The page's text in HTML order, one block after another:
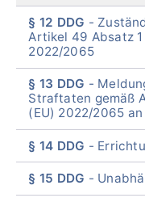
§ 12 DDG
Artikel 49 Absatz
2022/2065
§ 13 DDG
Straftaten gemäß
(EU) 2022/2065
§ 14 DDG
§ 15 DDG